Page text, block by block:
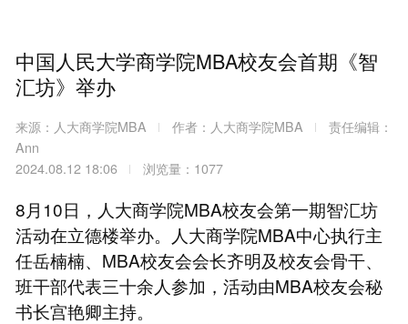
中国人民大学商学院MBA校友会首期《智
汇坊》举办
来源：人大商学院MBA 作者：人大商学院MBA
责任编辑：
Ann
2024.08.12 18:06
浏览量：1077
8月10日，人大商学院MBA校友会第一期智汇坊
活动在立德楼举办。人大商学院MBA中心执行主
任岳楠楠、MBA校友会会长齐明及校友会骨干、
班干部代表三十余人参加，活动由MBA校友会秘
书长宫艳卿主持。